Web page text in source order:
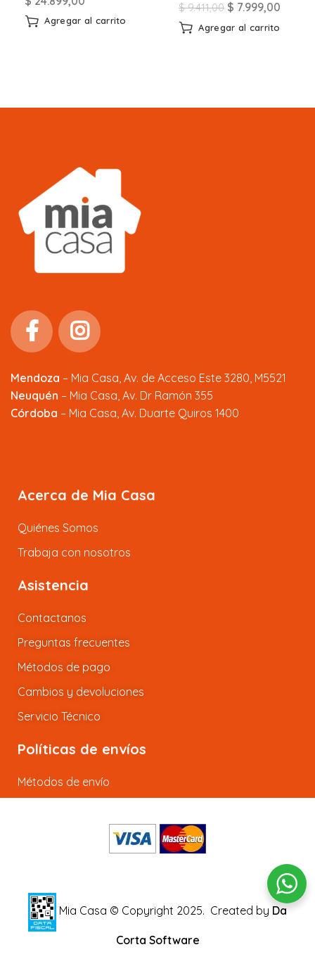
Agregar al carrito
$9.411,00 $ 7.999,00
Agregar al carrito
Mendoza – Mia Casa, Av. de Acceso Este 3280, M5521
Neuquén – Mia Casa, Av. Dr Ramón 355
Córdoba – Mia Casa, Av. Duarte Quiros 1400
Acerca de Mia Casa
Quiénes Somos
Trabaja con nosotros
Asistencia
Contactanos
Preguntas frecuentes
Métodos de pago
Cambios y devoluciones
Servicio Técnico
Políticas de envíos
Métodos de envío
Mia Casa © Copyright 2025. Created by Da
Corta Software